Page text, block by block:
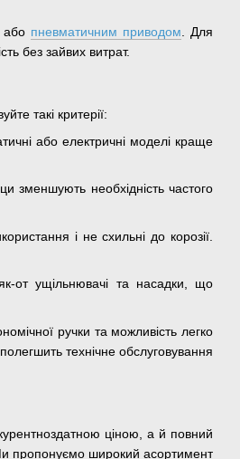
або пневматичним приводом . Для
без зайвих витрат.
такі критерії:
або електричні моделі краще
зменшують необхідність частого
і не схильні до корозії.
от ущільнювачі та насадки, що
ручки та можливість легко
технічне обслуговування
ціною, а й повний
пропонуємо широкий асортимент